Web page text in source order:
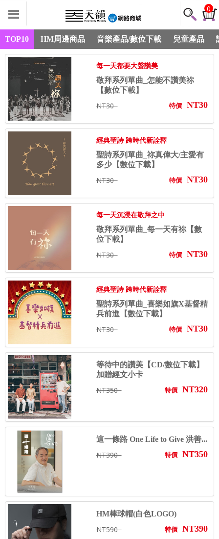
0
TOP10 HM周邊商品 音樂產品/數位下載 兒童產品
每一天都要大聲讚美
敬拜系列單曲_怎能不讚美祢
【數位下載】
NT30 特價 NT30
經典聖詩 跨時代新詮釋
聖詩系列單曲_祢真偉大/主愛有
多少【數位下載】
NT30 特價 NT30
每一天沉浸在敬拜之中
敬拜系列單曲_每一天有祢【數
位下載】
NT30 特價 NT30
經典聖詩 跨時代新詮釋
聖詩系列單曲_喜樂如旗X基督精
兵前進【數位下載】
NT30 特價 NT30
等待中的讚美【CD/數位下載】
加贈經文小卡
NT350 特價 NT320
這一條路 One Life to Give 洪善...
NT390 特價 NT350
HM棒球帽(白色LOGO)
NT590 特價 NT390